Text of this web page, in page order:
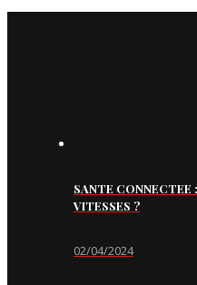
SANTE CONNECTEE
VITESSES ?
02/04/2024